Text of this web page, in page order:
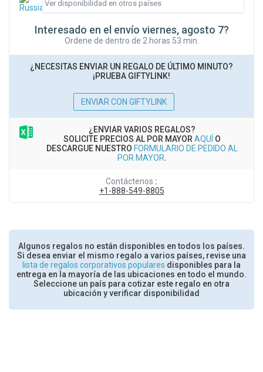
Interesado en el envío viernes, agosto 7?
Ordene de dentro de 2 horas 53 min.
¿NECESITAS ENVIAR UN REGALO DE ÚLTIMO MINUTO?
¡PRUEBA GIFTYLINK!
ENVIAR CON GIFTYLINK
¿ENVIAR VARIOS REGALOS?
SOLICITE PRECIOS AL POR MAYOR AQUÍ O
DESCARGUE NUESTRO FORMULARIO DE PEDIDO AL
POR MAYOR.
Contáctenos :
+1-888-549-8805
Algunos regalos no están disponibles en todos los países.
Si desea enviar el mismo regalo a varios países, revise una
lista de regalos corporativos populares disponibles para la
entrega en la mayoría de las ubicaciones en todo el mundo.
Seleccione un país para cotizar este regalo en otra
ubicación y verificar disponibilidad